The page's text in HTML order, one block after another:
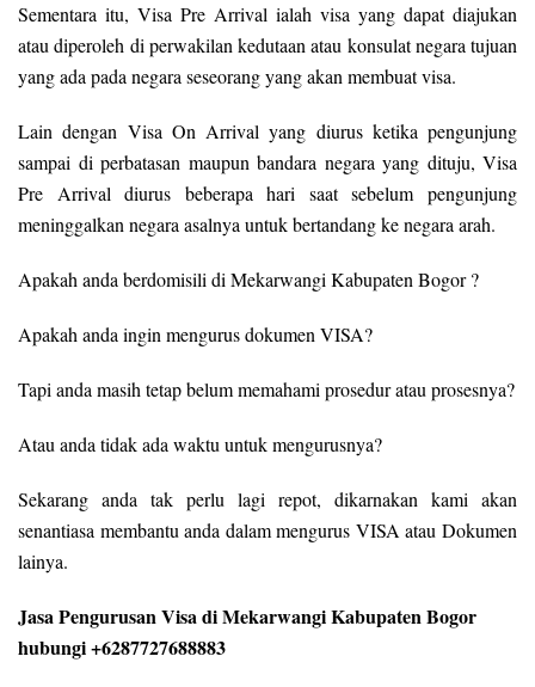
Sementara itu, Visa Pre Arrival ialah visa yang dapat diajukan
atau diperoleh di perwakilan kedutaan atau konsulat negara tujuan
yang ada pada negara seseorang yang akan membuat visa.
Lain dengan Visa On Arrival yang diurus ketika pengunjung
sampai di perbatasan maupun bandara negara yang dituju, Visa
Pre Arrival diurus beberapa hari saat sebelum pengunjung
meninggalkan negara asalnya untuk bertandang ke negara arah.
Apakah anda berdomisili di Mekarwangi Kabupaten Bogor ?
Apakah anda ingin mengurus dokumen VISA?
Tapi anda masih tetap belum memahami prosedur atau prosesnya?
Atau anda tidak ada waktu untuk mengurusnya?
Sekarang anda tak perlu lagi repot, dikarnakan kami akan
senantiasa membantu anda dalam mengurus VISA atau Dokumen
lainya.
Jasa Pengurusan Visa di Mekarwangi Kabupaten Bogor
hubungi +6287727688883